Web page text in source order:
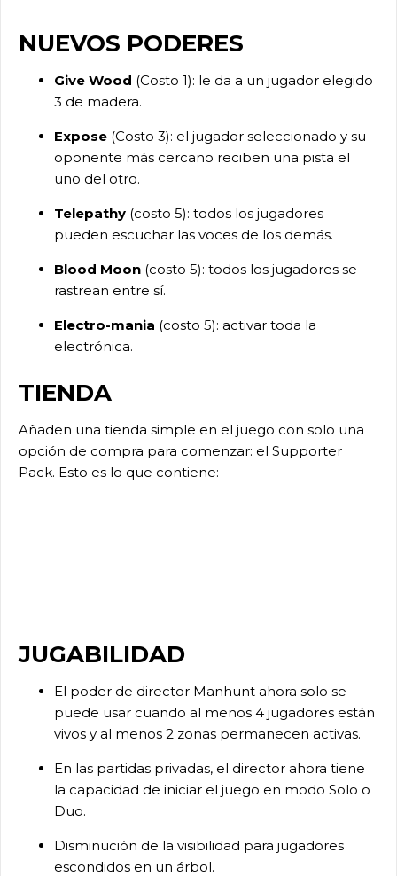
NUEVOS PODERES
Give Wood (Costo 1): le da a un jugador elegido
3 de madera.
Expose (Costo 3): el jugador seleccionado y su
oponente más cercano reciben una pista el
uno del otro.
Telepathy (costo 5): todos los jugadores
pueden escuchar las voces de los demás.
Blood Moon (costo 5): todos los jugadores se
rastrean entre sí.
Electro-mania (costo 5): activar toda la
electrónica.
TIENDA
Añaden una tienda simple en el juego con solo una
opción de compra para comenzar: el Supporter
Pack. Esto es lo que contiene:
JUGABILIDAD
El poder de director Manhunt ahora solo se
puede usar cuando al menos 4 jugadores están
vivos y al menos 2 zonas permanecen activas.
En las partidas privadas, el director ahora tiene
la capacidad de iniciar el juego en modo Solo o
Duo.
Disminución de la visibilidad para jugadores
escondidos en un árbol.